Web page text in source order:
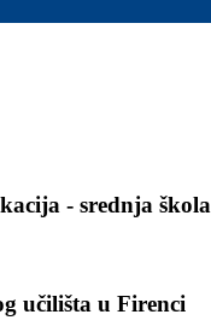
- srednja škola
učilišta u Firenci